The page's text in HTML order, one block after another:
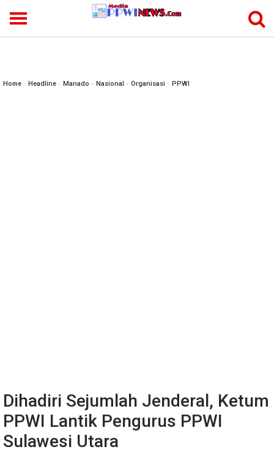
Home » Headline » Manado » Nasional » Organisasi » PPWI
Dihadiri Sejumlah Jenderal, Ketum
PPWI Lantik Pengurus PPWI
Sulawesi Utara